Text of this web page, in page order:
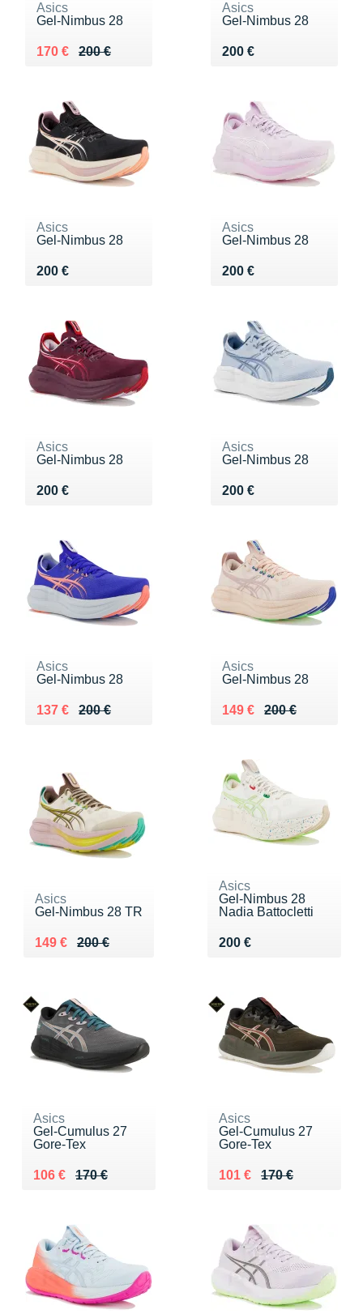
Asics
Gel-Nimbus 28
200 €
Au lieu de 200 €
170 €
Vendu 170 €
Asics
Gel-Nimbus 28
200 €
Vendu 200 €
Asics
Gel-Nimbus 28
200 €
Vendu 200 €
Asics
Gel-Nimbus 28
200 €
Vendu 200 €
Asics
Gel-Nimbus 28
200 €
Vendu 200 €
Asics
Gel-Nimbus 28
200 €
Vendu 200 €
Asics
Gel-Nimbus 28
200 €
Au lieu de 200 €
137 €
Vendu 137 €
Asics
Gel-Nimbus 28
200 €
Au lieu de 200 €
149 €
Vendu 149 €
Asics
Gel-Nimbus 28 TR
200 €
Au lieu de 200 €
149 €
Vendu 149 €
Asics
Gel-Nimbus 28
Nadia Battocletti
200 €
Vendu 200 €
Asics
Gel-Cumulus 27
Gore-Tex
170 €
Au lieu de 170 €
106 €
Vendu 106 €
Asics
Gel-Cumulus 27
Gore-Tex
170 €
Au lieu de 170 €
101 €
Vendu 101 €